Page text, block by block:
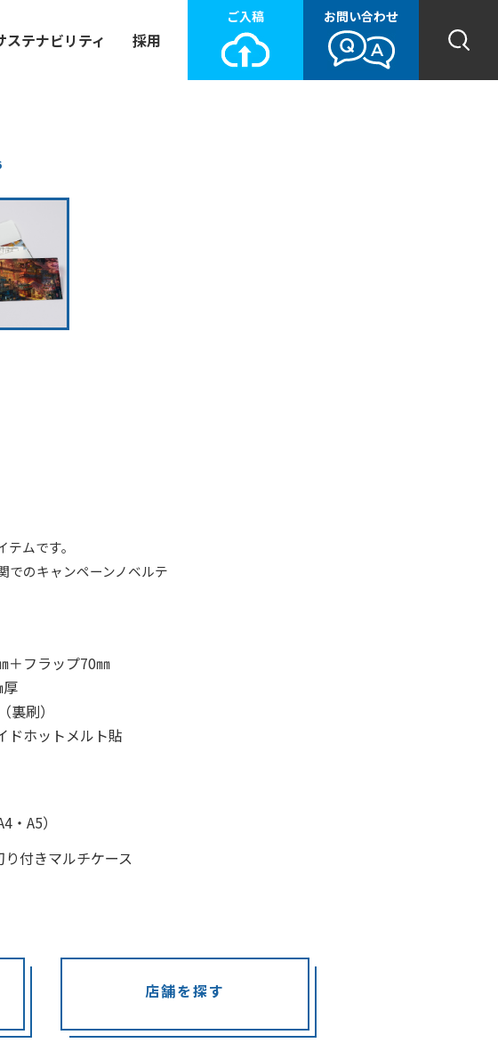
ステナビリティ 採用
ご入稿 お問い合わせ
ムです。
でのキャンペーンノベルテ
フラップ70㎜
厚
裏刷）
ドホットメルト貼
A5）
り付きマルチケース
店舗を探す